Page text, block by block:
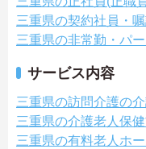
三重県の契約社員・
三重県の非常勤・パ
サービス内容
三重県の訪問介護の介
三重県の介護老人保
三重県の有料老人ホ